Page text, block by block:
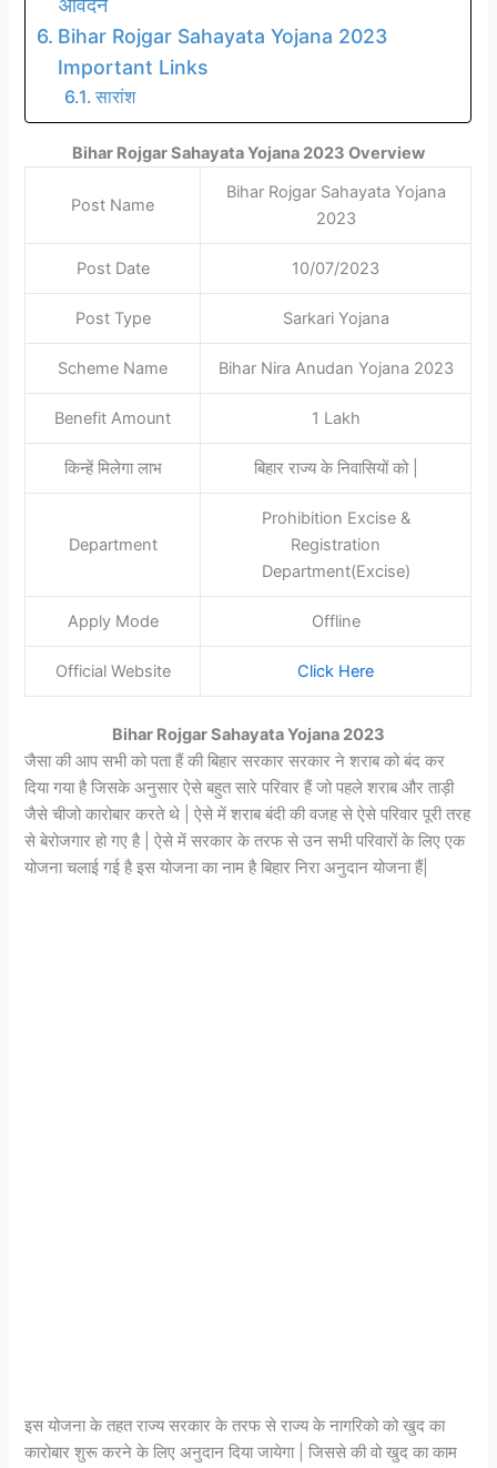
आवेदन
Bihar Rojgar Sahayata Yojana 2023
Important Links
सारांश
Bihar Rojgar Sahayata Yojana 2023 Overview
Post Name
Bihar Rojgar Sahayata Yojana
2023
Post Date 10/07/2023
Post Type Sarkari Yojana
Scheme Name Bihar Nira Anudan Yojana 2023
Benefit Amount 1 Lakh
किन्हें मिलेगा लाभ बिहार राज्य के निवासियों को |
Department
Prohibition Excise &
Registration
Department(Excise)
Apply Mode Offline
Official Website Click Here
Bihar Rojgar Sahayata Yojana 2023
जैसा की आप सभी को पता हैं की बिहार सरकार सरकार ने शराब को बंद कर
दिया गया है जिसके अनुसार ऐसे बहुत सारे परिवार हैं जो पहले शराब और ताड़ी
जैसे चीजो कारोबार करते थे | ऐसे में शराब बंदी की वजह से ऐसे परिवार पूरी तरह
से बेरोजगार हो गए है | ऐसे में सरकार के तरफ से उन सभी परिवारों के लिए एक
योजना चलाई गई है इस योजना का नाम है बिहार निरा अनुदान योजना हैं|
इस योजना के तहत राज्य सरकार के तरफ से राज्य के नागरिको को खुद का
कारोबार शुरू करने के लिए अनुदान दिया जायेगा | जिससे की वो खुद का काम